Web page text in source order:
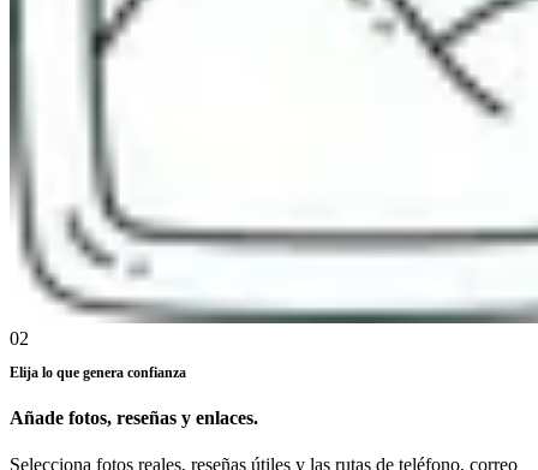
02
Elija lo que genera confianza
Añade fotos, reseñas y enlaces.
Selecciona fotos reales, reseñas útiles y las rutas de teléfono, correo